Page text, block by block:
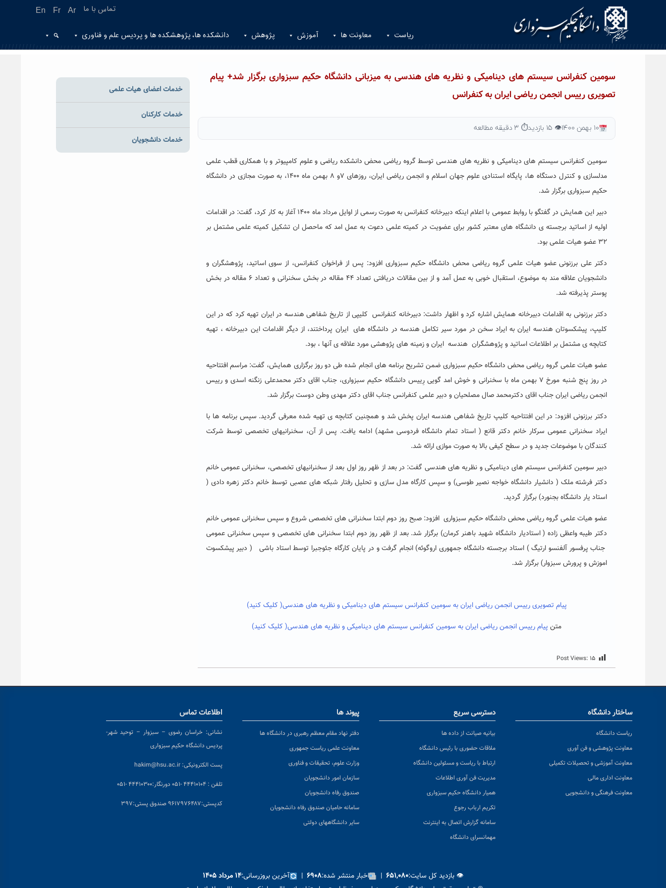
En Fr Ar تماس با ما
ریاست معاونت ها آموزش پژوهش دانشکده ها، پژوهشکده ها و پردیس علم و فناوری
سومین کنفرانس سیستم های دینامیکی و نظریه های هندسی به میزبانی دانشگاه حکیم سبزواری برگزار شد+ پیام
تصویری رییس انجمن ریاضی ایران به کنفرانس
۱۰ بهمن ۱۴۰۰ 👁 ۱۵ بازدید ⏱ ۳ دقیقه مطالعه
سومین کنفرانس سیستم های دینامیکی و نظریه های هندسی توسط گروه ریاضی محض دانشکده ریاضی و علوم کامپیوتر و با همکاری قطب علمی
مدلسازی و کنترل دستگاه ها، پایگاه استنادی علوم جهان اسلام و انجمن ریاضی ایران، روزهای ۷و ۸ بهمن ماه ۱۴۰۰، به صورت مجازی در دانشگاه
حکیم سبزواری برگزار شد.
دبیر این همایش در گفتگو با روابط عمومی با اعلام اینکه دبیرخانه کنفرانس به صورت رسمی از اوایل مرداد ماه ۱۴۰۰ آغاز به کار کرد، گفت: در اقدامات
اولیه از اساتید برجسته ی دانشگاه های معتبر کشور برای عضویت در کمیته علمی دعوت به عمل امد که ماحصل ان تشکیل کمیته علمی مشتمل بر
۳۲ عضو هیات علمی بود.
دکتر علی برزنونی عضو هیات علمی گروه ریاضی محض دانشگاه حکیم سبزواری افزود: پس از فراخوان کنفرانس، از سوی اساتید، پژوهشگران و
دانشجویان علاقه مند به موضوع، استقبال خوبی به عمل آمد و از بین مقالات دریافتی تعداد ۴۴ مقاله در بخش سخنرانی و تعداد ۶ مقاله در بخش
پوستر پذیرفته شد.
دکتر برزنونی به اقدامات دبیرخانه همایش اشاره کرد و اظهار داشت: دبیرخانه کنفرانس کلیپی از تاریخ شفاهی هندسه در ایران تهیه کرد که در این
کلیپ، پیشکسوتان هندسه ایران به ایراد سخن در مورد سیر تکامل هندسه در دانشگاه های ایران پرداختند، از دیگر اقدامات این دبیرخانه ، تهیه
کتابچه ی مشتمل بر اطلاعات اساتید و پژوهشگران هندسه ایران و زمینه های پژوهشی مورد علاقه ی آنها ، بود.
عضو هیات علمی گروه ریاضی محض دانشگاه حکیم سبزواری ضمن تشریح برنامه های انجام شده طی دو روز برگزاری همایش، گفت: مراسم افتتاحیه
در روز پنج شنبه مورخ ۷ بهمن ماه با سخنرانی و خوش امد گویی رِییس دانشگاه حکیم سبزواری، جناب اقای دکتر محمدعلی زنگنه اسدی و رییس
انجمن ریاضی ایران جناب اقای دکترمحمد صال مصلحیان و دبیر علمی کنفرانس جناب اقای دکتر مهدی وطن دوست برگزار شد.
دکتر برزنونی افزود: در این افتتاحیه کلیپ تاریخ شفاهی هندسه ایران پخش شد و همچنین کتابچه ی تهیه شده معرفی گردید. سپس برنامه ها با
ایراد سخنرانی عمومی سرکار خانم دکتر قانع ( استاد تمام دانشگاه فردوسی مشهد) ادامه یافت. پس از آن، سخنرانیهای تخصصی توسط شرکت
کنندگان با موضوعات جدید و در سطح کیفی بالا به صورت موازی ارائه شد.
دبیر سومین کنفرانس سیستم های دینامیکی و نظریه های هندسی گفت: در بعد از ظهر روز اول بعد از سخنرانیهای تخصصی، سخنرانی عمومی خانم
دکتر فرشته ملک ( دانشیار دانشگاه خواجه نصیر طوسی) و سپس کارگاه مدل سازی و تحلیل رفتار شبکه های عصبی توسط خانم دکتر زهره دادی (
استاد یار دانشگاه بجنورد) برگزار گردید.
عضو هیات علمی گروه ریاضی محض دانشگاه حکیم سبزواری افزود: صبح روز دوم ابتدا سخنرانی های تخصصی شروع و سپس سخنرانی عمومی خانم
دکتر طیبه واعظی زاده ( استادیار دانشگاه شهید باهنر کرمان) برگزار شد. بعد از ظهر روز دوم ابتدا سخنرانی های تخصصی و سپس سخنرانی عمومی
جناب پرفسور آلفنسو ارتیگ ) استاد برجسته دانشگاه جمهوری اروگوئه) انجام گرفت و در پایان کارگاه جئوجبرا توسط استاد باشی ( دبیر پیشکسوت
اموزش و پرورش سبزوار) برگزار شد.
پیام تصویری رییس انجمن ریاضی ایران به سومین کنفرانس سیستم های دینامیکی و نظریه های هندسی( کلیک کنید)
متن پیام رییس انجمن ریاضی ایران به سومین کنفرانس سیستم های دینامیکی و نظریه های هندسی( کلیک کنید)
Post Views: ۱۵
خدمات اعضای هیات علمی
خدمات کارکنان
خدمات دانشجویان
ساختار دانشگاه
ریاست دانشگاه
معاونت پژوهشی و فن آوری
معاونت آموزشی و تحصیلات تکمیلی
معاونت اداری مالی
معاونت فرهنگی و دانشجویی
دسترسی سریع
بیانیه صیانت از داده ها
ملاقات حضوری با رئیس دانشگاه
ارتباط با ریاست و مسئولین دانشگاه
مدیریت فن آوری اطلاعات
همیار دانشگاه حکیم سبزواری
تکریم ارباب رجوع
سامانه گزارش اتصال به اینترنت
مهمانسرای دانشگاه
پیوند ها
دفتر نهاد مقام معظم رهبری در دانشگاه ها
معاونت علمی ریاست جمهوری
وزارت علوم، تحقیقات و فناوری
سازمان امور دانشجویان
صندوق رفاه دانشجویان
سامانه حامیان صندوق رفاه دانشجویان
سایر دانشگاههای دولتی
اطلاعات تماس
نشانی: خراسان رضوی – سبزوار – توحید شهر-
پردیس دانشگاه حکیم سبزواری
پست الکترونیکی: hakim@hsu.ac.ir
تلفن : ۴۴۴۱۰۱۰۴ -۰۵۱ دورنگار:۴۴۴۱۰۳۰۰ -۰۵۱
کدپستی:۹۶۱۷۹۷۶۴۸۷ صندوق پستی:۳۹۷
👁 بازدید کل سایت:۶۵۱,۰۸۰ | اخبار منتشر شده:۶۹۰۸ | آخرین بروزرسانی:۱۴ مرداد ۱۴۰۵